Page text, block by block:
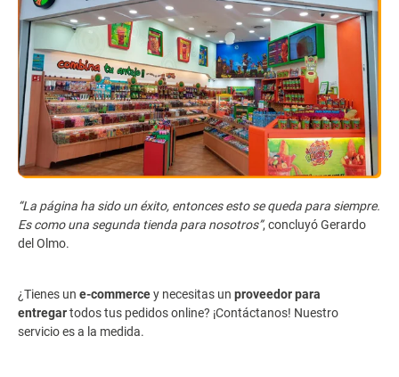
“La página ha sido un éxito, entonces esto se queda para siempre.
Es como una segunda tienda para nosotros”, concluyó Gerardo
del Olmo.
¿Tienes un e-commercey necesitas un proveedor para
entregartodos tus pedidos online? ¡Contáctanos! Nuestro
servicio es a la medida.